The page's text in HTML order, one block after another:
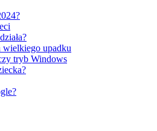
wielkiego upadku
tryb Windows